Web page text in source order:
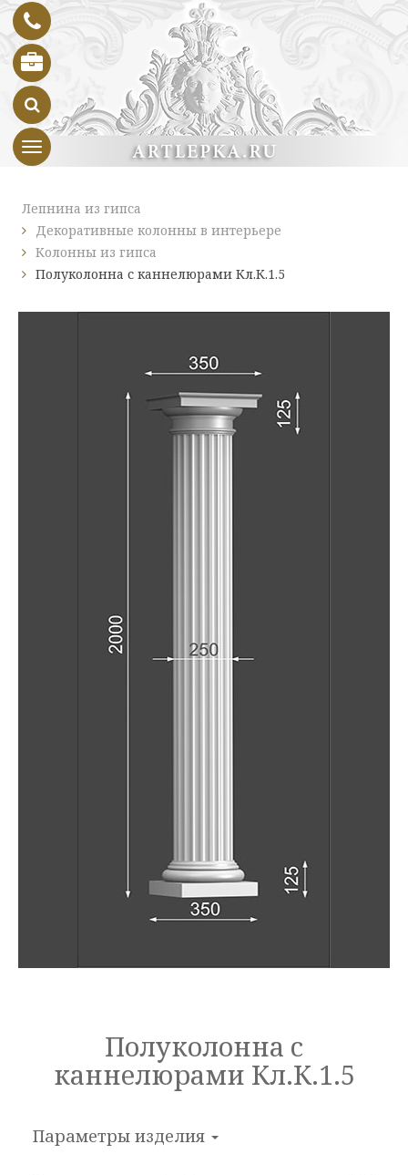
Toggle navigation
Лепнина из гипса
Декоративные колонны в интерьере
Колонны из гипса
Полуколонна с каннелюрами Кл.К.1.5
Полуколонна с
каннелюрами Кл.К.1.5
Параметры изделия